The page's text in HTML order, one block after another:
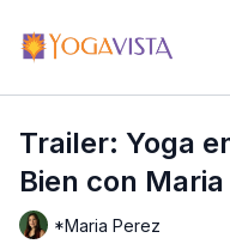
Trailer: Yoga
Bien con Maria
*Maria Perez